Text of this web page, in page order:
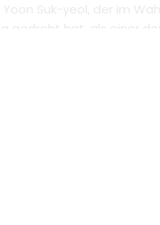
Suk-yeol, der im